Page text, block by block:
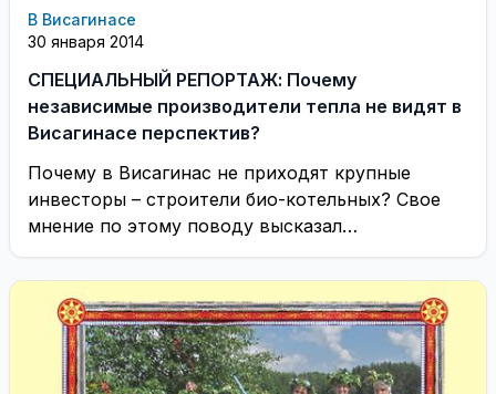
В Висагинасе
30 января 2014
СПЕЦИАЛЬНЫЙ РЕПОРТАЖ: Почему
независимые производители тепла не видят в
Висагинасе перспектив?
Почему в Висагинас не приходят крупные
инвесторы – строители био-котельных? Свое
мнение по этому поводу высказал
представитель одного из потенциальных ...